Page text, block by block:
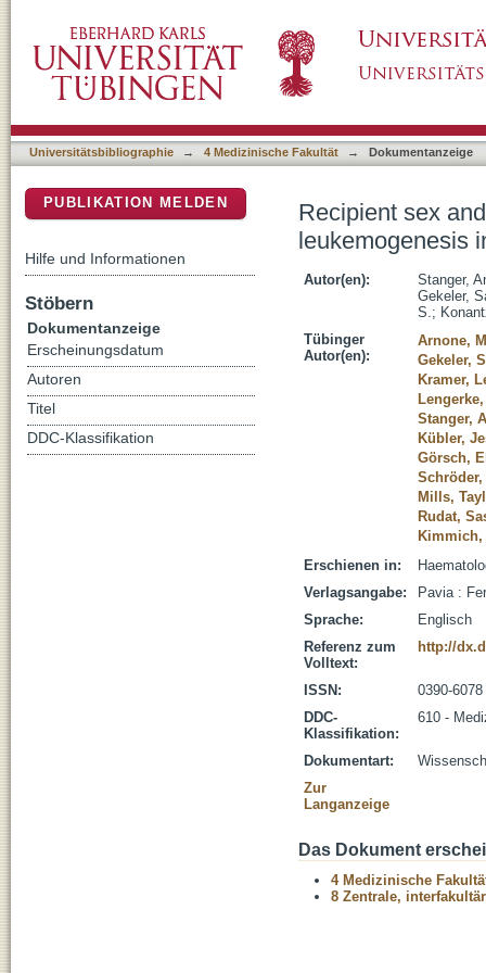
models
Universitätsbibliographie → 4 Medizinische Fakultät → Dokumentanzeige
Recipient sex
leukemogenesis
Autor(en):
Stanger,
Gekeler,
S.;
Tübinger
Autor(en):
Arnone,
Gekeler,
Kramer,
Stanger,
Kübler,
Görsch,
Schröder,
Mills,
Rudat,
Kimmich,
Erschienen in:
Verlagsangabe:
Pavia :
Sprache:
Englisch
Referenz zum
Volltext:
http://
ISSN:
0390-6078
DDC-
Klassifikation:
610 -
Dokumentart:
Zur
Langanzeige
Das Dokument
4 Medizinische
8 Zentrale,
PUBLIKATION MELDEN
Hilfe und Informationen
Stöbern
Dokumentanzeige
Erscheinungsdatum
Autoren
Titel
DDC-Klassifikation